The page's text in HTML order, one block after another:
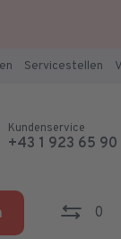
Servicestellen
Kundenservice
+43 1 923 65 90
0